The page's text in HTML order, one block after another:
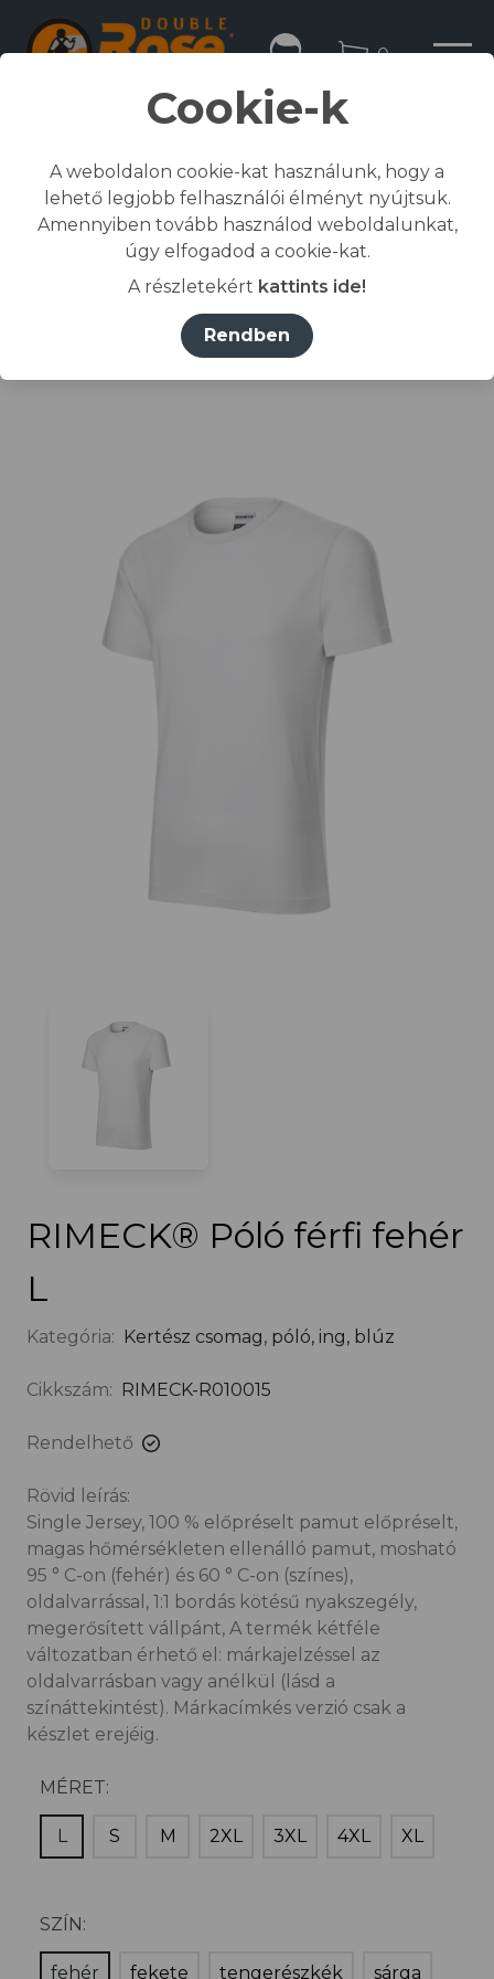
0
Kezdőlap
Összes termék
Munkaruházat
póló, ing, blúz
RIMECK® Póló férfi fehér L
RIMECK® Póló férfi fehér
L
Kategória: Kertész csomag, póló, ing, blúz
Cikkszám: RIMECK-R010015
Rendelhető
Rövid leírás:
Single Jersey, 100 % előpréselt pamut előpréselt,
magas hőmérsékleten ellenálló pamut, mosható
95 ° C-on (fehér) és 60 ° C-on (színes),
oldalvarrással, 1:1 bordás kötésű nyakszegély,
megerősített vállpánt, A termék kétféle
változatban érhető el: márkajelzéssel az
oldalvarrásban vagy anélkül (lásd a
színáttekintést). Márkacímkés verzió csak a
készlet erejéig.
MÉRET:
L S M 2XL 3XL 4XL XL
SZÍN:
fehér fekete tengerészkék sárga
Cookie-k
A weboldalon cookie-kat használunk, hogy a
lehető legjobb felhasználói élményt nyújtsuk.
Amennyiben tovább használod weboldalunkat,
úgy elfogadod a cookie-kat.
A részletekért kattints ide!
Rendben